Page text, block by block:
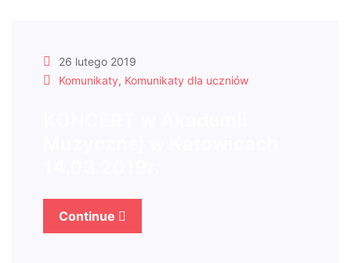
26 lutego 2019
Komunikaty, Komunikaty dla uczniów
Continue